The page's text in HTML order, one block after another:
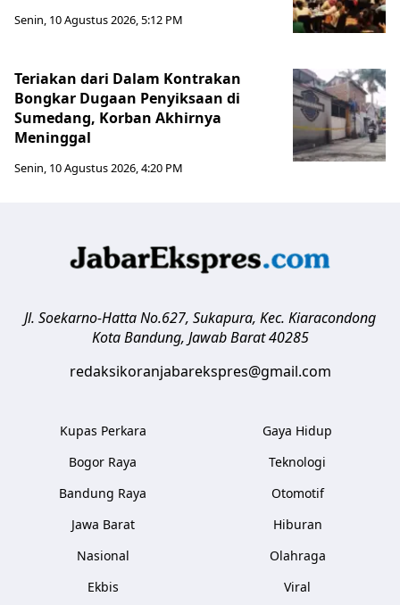
Senin, 10 Agustus 2026, 5:12 PM
Teriakan dari Dalam Kontrakan
Bongkar Dugaan Penyiksaan di
Sumedang, Korban Akhirnya
Meninggal
Senin, 10 Agustus 2026, 4:20 PM
Jl. Soekarno-Hatta No.627, Sukapura, Kec. Kiaracondong
Kota Bandung, Jawab Barat 40285
redaksikoranjabarekspres@gmail.com
Kupas Perkara
Bogor Raya
Bandung Raya
Jawa Barat
Nasional
Ekbis
Gaya Hidup
Teknologi
Otomotif
Hiburan
Olahraga
Viral